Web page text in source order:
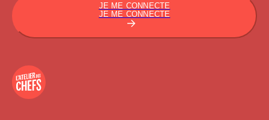
JE ME CONNECTE
JE ME CONNECTE